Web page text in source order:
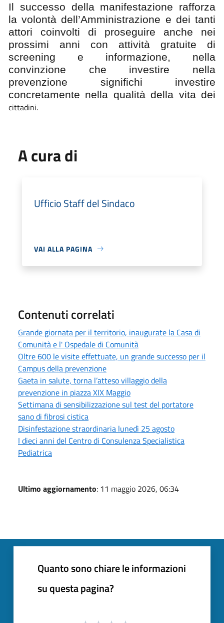
Il successo della manifestazione rafforza
la volontà dell’Amministrazione e dei tanti
attori coinvolti di proseguire anche nei
prossimi anni con attività gratuite di
screening e informazione, nella
convinzione che investire nella
prevenzione significhi investire
concretamente nella qualità della vita dei
cittadini.
A cura di
Ufficio Staff del Sindaco
VAI ALLA PAGINA
Contenuti correlati
Grande giornata per il territorio, inaugurate la Casa di
Comunità e l' Ospedale di Comunità
Oltre 600 le visite effettuate, un grande successo per il
Campus della prevenzione
Gaeta in salute, torna l’atteso villaggio della
prevenzione in piazza XIX Maggio
Settimana di sensibilizzazione sul test del portatore
sano di fibrosi cistica
Disinfestazione straordinaria lunedì 25 agosto
I dieci anni del Centro di Consulenza Specialistica
Pediatrica
Ultimo aggiornamento: 11 maggio 2026, 06:34
Quanto sono chiare le informazioni
su questa pagina?